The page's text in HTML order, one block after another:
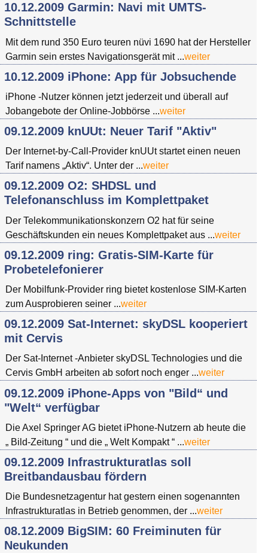
10.12.2009 Garmin: Navi mit UMTS-
Schnittstelle
Mit dem rund 350 Euro teuren nüvi 1690 hat der Hersteller
Garmin sein erstes Navigationsgerät mit ...weiter
10.12.2009 iPhone: App für Jobsuchende
iPhone -Nutzer können jetzt jederzeit und überall auf
Jobangebote der Online-Jobbörse ...weiter
09.12.2009 knUUt: Neuer Tarif "Aktiv"
Der Internet-by-Call-Provider knUUt startet einen neuen
Tarif namens „Aktiv“. Unter der ...weiter
09.12.2009 O2: SHDSL und
Telefonanschluss im Komplettpaket
Der Telekommunikationskonzern O2 hat für seine
Geschäftskunden ein neues Komplettpaket aus ...weiter
09.12.2009 ring: Gratis-SIM-Karte für
Probetelefonierer
Der Mobilfunk-Provider ring bietet kostenlose SIM-Karten
zum Ausprobieren seiner ...weiter
09.12.2009 Sat-Internet: skyDSL kooperiert
mit Cervis
Der Sat-Internet -Anbieter skyDSL Technologies und die
Cervis GmbH arbeiten ab sofort noch enger ...weiter
09.12.2009 iPhone-Apps von "Bild“ und
"Welt“ verfügbar
Die Axel Springer AG bietet iPhone-Nutzern ab heute die
„ Bild-Zeitung “ und die „ Welt Kompakt “ ...weiter
09.12.2009 Infrastrukturatlas soll
Breitbandausbau fördern
Die Bundesnetzagentur hat gestern einen sogenannten
Infrastrukturatlas in Betrieb genommen, der ...weiter
08.12.2009 BigSIM: 60 Freiminuten für
Neukunden